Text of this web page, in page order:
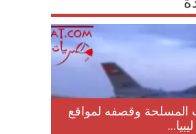
المسلحة وقصفه لمواقع